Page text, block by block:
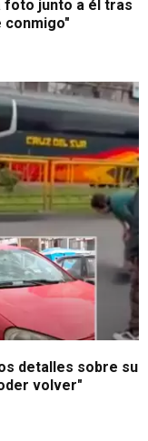
foto junto a él tras
conmigo"
detalles sobre su
volver"